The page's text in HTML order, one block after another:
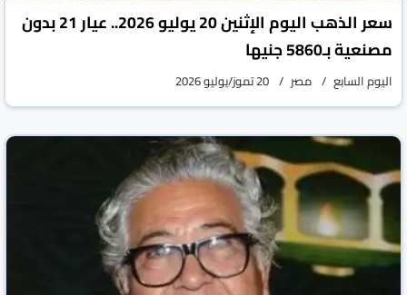
سعر الذهب اليوم الإثنين 20 يوليو 2026.. عيار 21 بدون
مصنعية بـ5860 جنيها
اليوم السابع مصر 20 تموز/يوليو 2026